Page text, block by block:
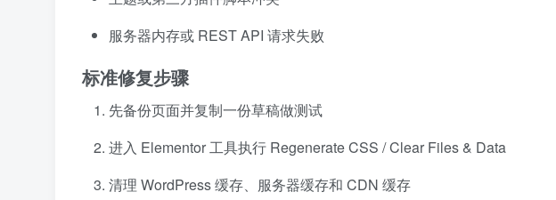
服务器内存或 REST API 请求失败
标准修复步骤
先备份页面并复制一份草稿做测试
进入 Elementor 工具执行 Regenerate CSS / Clear Files & Data
清理 WordPress 缓存、服务器缓存和 CDN 缓存